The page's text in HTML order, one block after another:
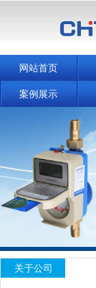
网站首页
案例展示
关于公司